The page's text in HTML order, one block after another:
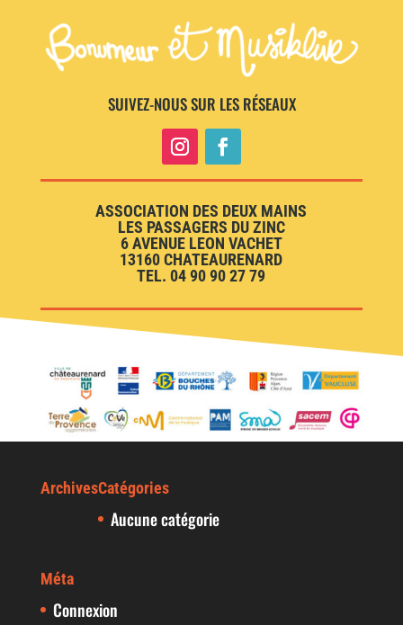
SUIVEZ-NOUS SUR LES RÉSEAUX
ASSOCIATION DES DEUX MAINS
LES PASSAGERS DU ZINC
6 AVENUE LEON VACHET
13160 CHATEAURENARD
TEL. 04 90 90 27 79
ArchivesCatégories
Aucune catégorie
Méta
Connexion